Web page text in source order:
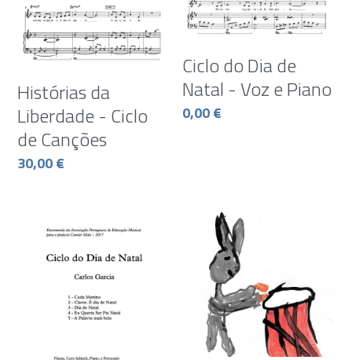
Junior Orchestra
Wind Orchestra / Big Band
Musical Theater
Other arrangments
Live performances
Works 2
Mixed Choir
Contacts
Histórias da
Liberdade - Ciclo
de Canções
30,00 €
Ciclo do Dia de
Natal - Voz e Piano
0,00 €